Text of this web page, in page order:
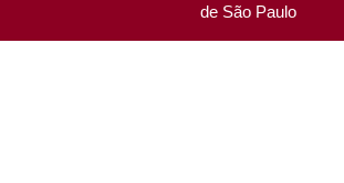
de São Paulo